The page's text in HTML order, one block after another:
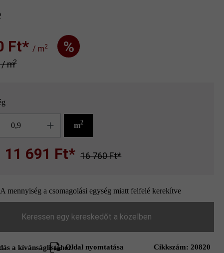
Ft‎‎‎*/ m2 %
/ m2
m2
11 691 Ft* 16 760 Ft*
mennyiség a csomagolási egység miatt felfelé kerekítve
Keressen egy kereskedőt a közelben
a kívánságlistáhozOldal nyomtatása Cikkszám: 20820